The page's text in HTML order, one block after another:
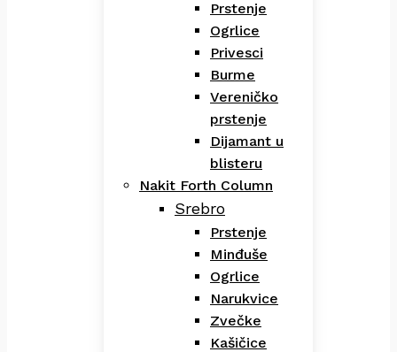
Prstenje
Ogrlice
Privesci
Burme
Vereničko
prstenje
Dijamant u
blisteru
Nakit Forth Column
Srebro
Prstenje
Minđuše
Ogrlice
Narukvice
Zvečke
Kašičice